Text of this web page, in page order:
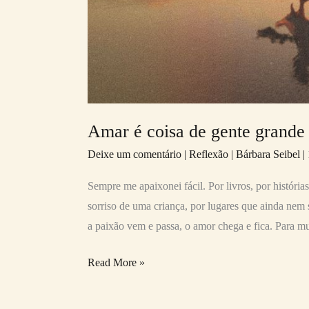
Amar é coisa de gente grande
Deixe um comentário | Reflexão| Bárbara Seibel |
Sempre me apaixonei fácil. Por livros, por
sorriso de uma criança, por lugares que ainda
a paixão vem e passa, o amor chega e fica. Para
Read More »